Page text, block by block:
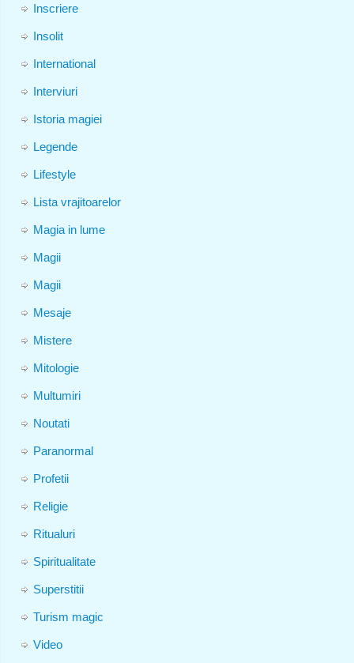
Inscriere
Insolit
International
Interviuri
Istoria magiei
Legende
Lifestyle
Lista vrajitoarelor
Magia in lume
Magii
Magii
Mesaje
Mistere
Mitologie
Multumiri
Noutati
Paranormal
Profetii
Religie
Ritualuri
Spiritualitate
Superstitii
Turism magic
Video